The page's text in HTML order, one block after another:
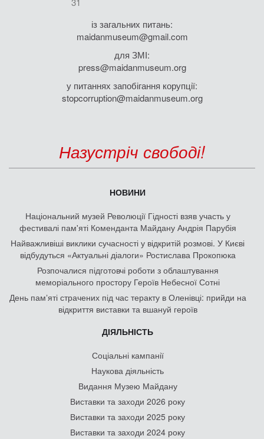
із загальних питань:
maidanmuseum@gmail.com
для ЗМІ:
press@maidanmuseum.org
у питаннях запобігання корупції:
stopcorruption@maidanmuseum.org
Назустріч свободі!
НОВИНИ
Національний музей Революції Гідності взяв участь у
фестивалі пам'яті Коменданта Майдану Андрія Парубія
Найважливіші виклики сучасності у відкритій розмові. У Києві
відбудуться «Актуальні діалоги» Ростислава Прокопюка
Розпочалися підготовчі роботи з облаштування
меморіального простору Героїв Небесної Сотні
День памʼяті страчених під час теракту в Оленівці: прийди на
відкриття виставки та вшануй героїв
ДІЯЛЬНІСТЬ
Соціальні кампанії
Наукова діяльність
Видання Музею Майдану
Виставки та заходи 2026 року
Виставки та заходи 2025 року
Виставки та заходи 2024 року